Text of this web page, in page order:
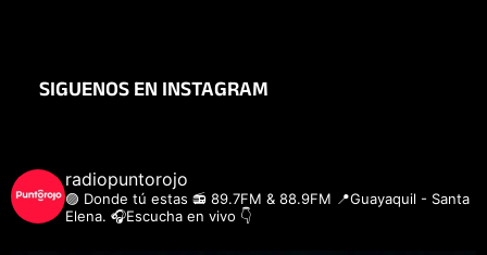
SIGUENOS EN INSTAGRAM
radiopuntorojo
🟣 Donde tú estas 📻 89.7FM & 88.9FM 📍Guayaquil - Santa
Elena. 🎧Escucha en vivo 👇